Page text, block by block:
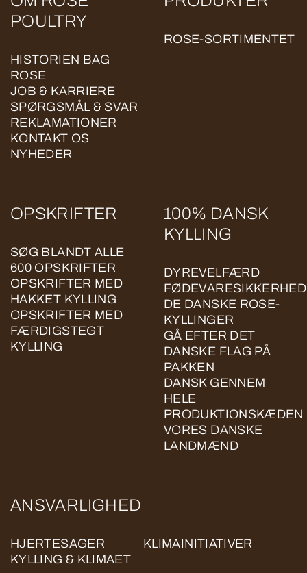
POULTRY
HISTORIEN BAG
ROSE
JOB & KARRIERE
SPØRGSMÅL & SVAR
REKLAMATIONER
KONTAKT OS
NYHEDER
ROSE-SORTIMENTET
OPSKRIFTER
SØG BLANDT ALLE
600 OPSKRIFTER
OPSKRIFTER MED
HAKKET KYLLING
OPSKRIFTER MED
FÆRDIGSTEGT
KYLLING
100% DANSK
KYLLING
DYREVELFÆRD
FØDEVARESIKKERHED
DE DANSKE ROSE-
KYLLINGER
GÅ EFTER DET
DANSKE FLAG PÅ
PAKKEN
DANSK GENNEM
HELE
PRODUKTIONSKÆDEN
VORES DANSKE
LANDMÆND
ANSVARLIGHED
HJERTESAGER
KLIMAINITIATIVER
KYLLING & KLIMAET